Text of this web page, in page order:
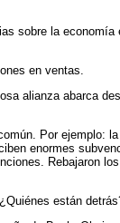
sobre la
en ventas.
alianza abarca
Por ejemplo:
enormes
Rebajaron
están